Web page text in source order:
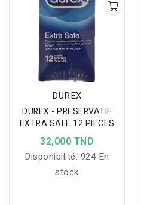
DUREX
DUREX - PRESERVATIF
EXTRA SAFE 12 PIECES
32,000 TND
Disponibilité: 924 En
stock